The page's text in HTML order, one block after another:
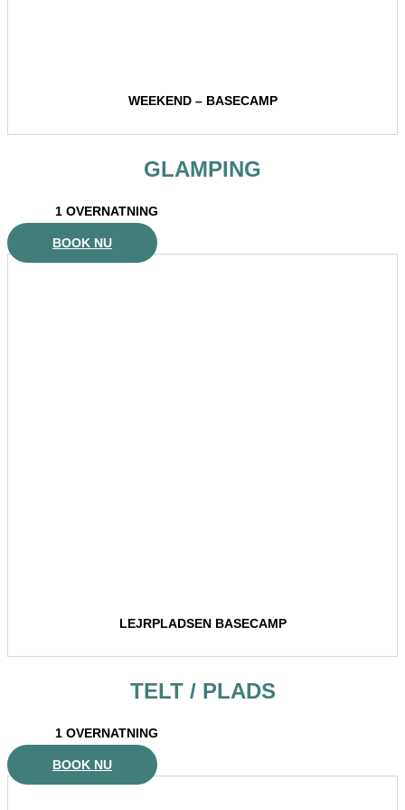
WEEKEND – BASECAMP
GLAMPING
1 OVERNATNING
BOOK NU
LEJRPLADSEN BASECAMP
TELT / PLADS
1 OVERNATNING
BOOK NU